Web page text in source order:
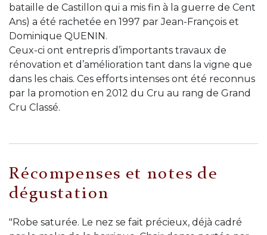
bataille de Castillon qui a mis fin à la guerre de Cent
Ans) a été rachetée en 1997 par Jean-François et
Dominique QUENIN.
Ceux-ci ont entrepris d’importants travaux de
rénovation et d’amélioration tant dans la vigne que
dans les chais. Ces efforts intenses ont été reconnus
par la promotion en 2012 du Cru au rang de Grand
Cru Classé.
Récompenses et notes de
dégustation
"Robe saturée. Le nez se fait précieux, déjà cadré